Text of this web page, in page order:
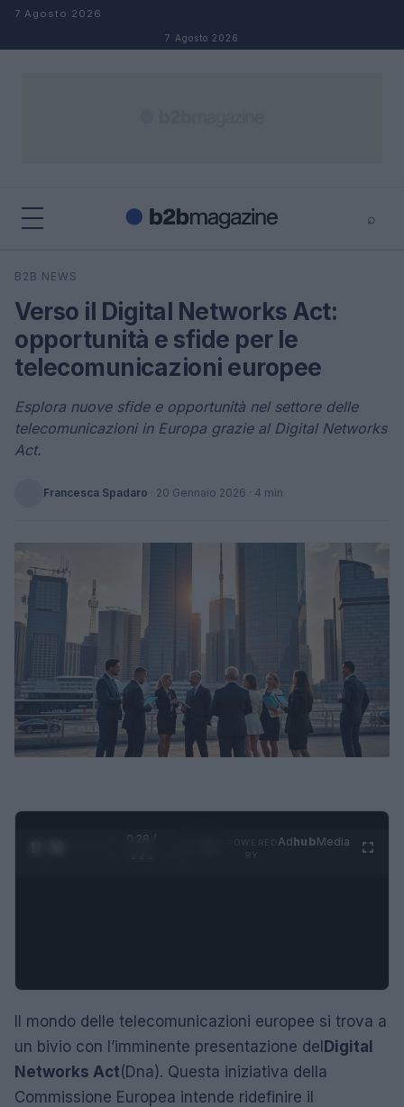
Salta al contenuto
7 Agosto 2026
7 Agosto 2026
⌕
Cerca
B2B NEWS
Verso il Digital Networks Act:
opportunità e sfide per le
telecomunicazioni europee
Esplora nuove sfide e opportunità nel settore delle
telecomunicazioni in Europa grazie al Digital Networks
Act.
Francesca Spadaro · 20 Gennaio 2026 · 4 min
0:29 /
AdhubMedia
Il mondo delle telecomunicazioni europee si trova a
un bivio con l’imminente presentazione delDigital
Networks Act(Dna). Questa iniziativa della
Commissione Europea intende ridefinire il